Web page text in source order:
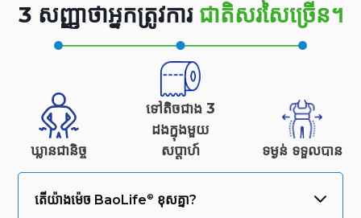
3 សញ្ញាថាអ្នកត្រូវការ ជាតិសរសៃច្រើន។
ឃ្លានជានិច្ច
ទៅតិចជាង 3
ដងក្នុងមួយ
សប្តាហ៍
ទម្ងន់ ទទួលបាន
តើយ៉ាងម៉េច BaoLife ខុសគ្នា?